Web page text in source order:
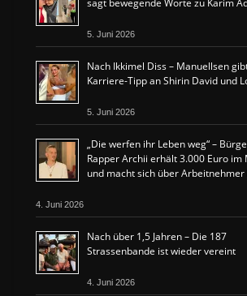
sagt bewegende Worte zu Karim
5. Juni 2026
Nach Ikkimel Diss – Manuellsen
Karriere-Tipp an Shirin David und
5. Juni 2026
„Die werfen ihr Leben weg“ –
Rapper Archii erhält 3.000 Euro im
und macht sich über
4. Juni 2026
Nach über 1,5 Jahren – Die 187
Strassenbande ist wieder vereint
4. Juni 2026